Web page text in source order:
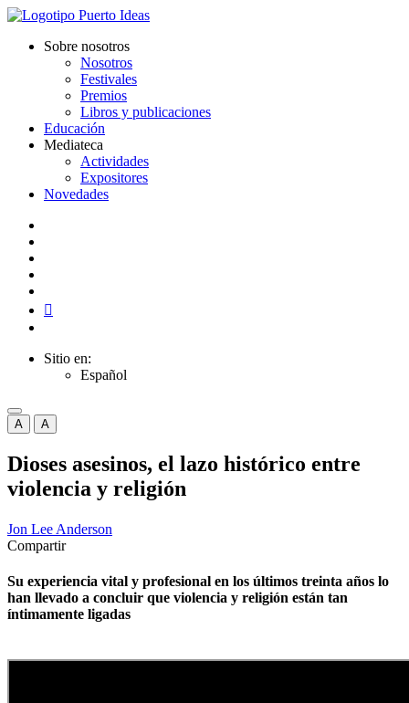
Sobre nosotros
Nosotros
Festivales
Premios
Libros y publicaciones
Educación
Mediateca
Actividades
Expositores
Novedades
Sitio en:
Español
A A
Dioses asesinos, el lazo histórico entre
violencia y religión
Jon Lee Anderson
Compartir
Su experiencia vital y profesional en los últimos treinta años lo
han llevado a concluir que violencia y religión están tan
íntimamente ligadas